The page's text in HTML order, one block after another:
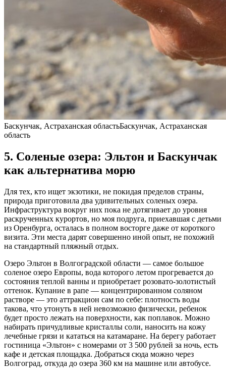
Баскунчак, Астраханская областьБаскунчак, Астраханская
область
5. Соленые озера: Эльтон и Баскунчак
как альтернатива морю
Для тех, кто ищет экзотики, не покидая пределов страны,
природа приготовила два удивительных соленых озера.
Инфраструктура вокруг них пока не дотягивает до уровня
раскрученных курортов, но моя подруга, приехавшая с детьми
из Оренбурга, осталась в полном восторге даже от короткого
визита. Эти места дарят совершенно иной опыт, не похожий
на стандартный пляжный отдых.
Озеро Эльтон в Волгоградской области — самое большое
соленое озеро Европы, вода которого летом прогревается до
состояния теплой ванны и приобретает розовато-золотистый
оттенок. Купание в рапе — концентрированном соляном
растворе — это аттракцион сам по себе: плотность воды
такова, что утонуть в ней невозможно физически, ребенок
будет просто лежать на поверхности, как поплавок. Можно
набирать причудливые кристаллы соли, наносить на кожу
лечебные грязи и кататься на катамаране. На берегу работает
гостиница «Эльтон» с номерами от 3 500 рублей за ночь, есть
кафе и детская площадка. Добраться сюда можно через
Волгоград, откуда до озера 360 км на машине или автобусе.